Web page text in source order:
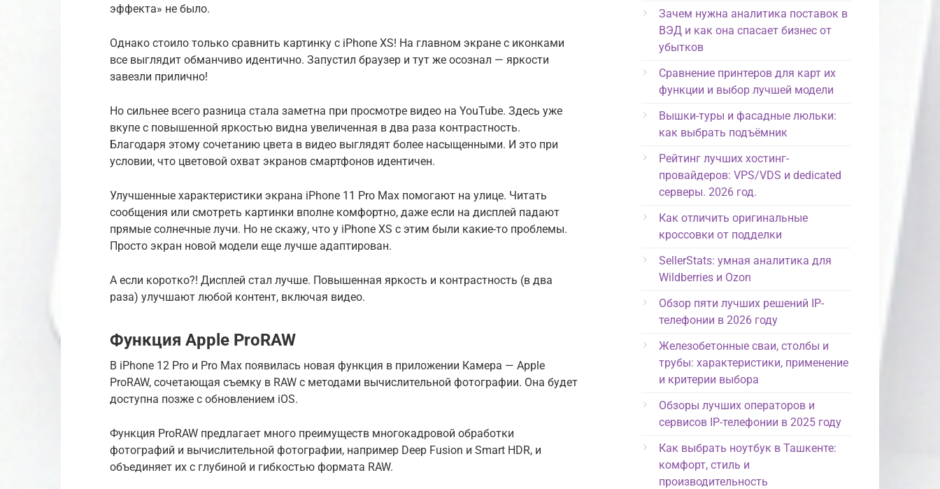
эффекта» не было.
Однако стоило только сравнить картинку с iPhone XS! На главном экране с иконками
все выглядит обманчиво идентично. Запустил браузер и тут же осознал — яркости
завезли прилично!
Но сильнее всего разница стала заметна при просмотре видео на YouTube. Здесь уже
вкупе с повышенной яркостью видна увеличенная в два раза контрастность.
Благодаря этому сочетанию цвета в видео выглядят более насыщенными. И это при
условии, что цветовой охват экранов смартфонов идентичен.
Улучшенные характеристики экрана iPhone 11 Pro Max помогают на улице. Читать
сообщения или смотреть картинки вполне комфортно, даже если на дисплей падают
прямые солнечные лучи. Но не скажу, что у iPhone XS с этим были какие-то проблемы.
Просто экран новой модели еще лучше адаптирован.
А если коротко?! Дисплей стал лучше. Повышенная яркость и контрастность (в два
раза) улучшают любой контент, включая видео.
Функция Apple ProRAW
В iPhone 12 Pro и Pro Max появилась новая функция в приложении Камера — Apple
ProRAW, сочетающая съемку в RAW с методами вычислительной фотографии. Она будет
доступна позже с обновлением iOS.
Функция ProRAW предлагает много преимуществ многокадровой обработки
фотографий и вычислительной фотографии, например Deep Fusion и Smart HDR, и
объединяет их с глубиной и гибкостью формата RAW.
Зачем нужна аналитика поставок в
ВЭД и как она спасает бизнес от
убытков
Сравнение принтеров для карт их
функции и выбор лучшей модели
Вышки-туры и фасадные люльки:
как выбрать подъёмник
Рейтинг лучших хостинг-
провайдеров: VPS/VDS и dedicated
серверы. 2026 год.
Как отличить оригинальные
кроссовки от подделки
SellerStats: умная аналитика для
Wildberries и Ozon
Обзор пяти лучших решений IP-
телефонии в 2026 году
Железобетонные сваи, столбы и
трубы: характеристики, применение
и критерии выбора
Обзоры лучших операторов и
сервисов IP-телефонии в 2025 году
Как выбрать ноутбук в Ташкенте:
комфорт, стиль и
производительность